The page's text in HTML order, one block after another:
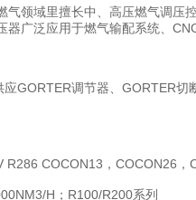
气领域里擅长中、高压燃气调压
广泛应用于燃气输配系统、
GORTER调节器、GORTER
R286 COCON13，COCON26，
H；R100/R200系列